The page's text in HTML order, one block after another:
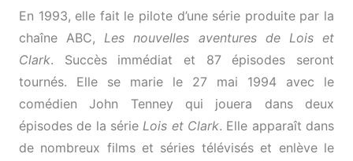
En 1993, elle fait le pilote d’une série produite par la
chaîne ABC,Les nouvelles aventures de Lois et
Clark. Succès immédiat et 87 épisodes seront
tournés. Elle se marie le 27 mai 1994 avec le
comédien John Tenney qui jouera dans deux
épisodes de la sérieLois et Clark. Elle apparaît dans
de nombreux films et séries télévisés et enlève le